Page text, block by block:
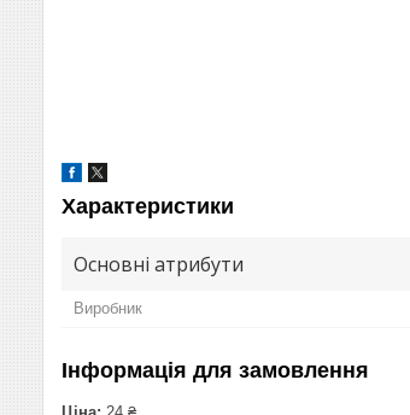
Характеристики
Основні атрибути
Виробник
Інформація для замовлення